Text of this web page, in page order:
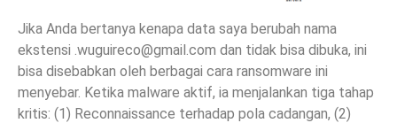
Jika Anda bertanya kenapa data saya berubah nama
ekstensi .wuguireco@gmail.com dan tidak bisa dibuka, ini
bisa disebabkan oleh berbagai cara ransomware ini
menyebar. Ketika malware aktif, ia menjalankan tiga tahap
kritis: (1) Reconnaissance terhadap pola cadangan, (2)